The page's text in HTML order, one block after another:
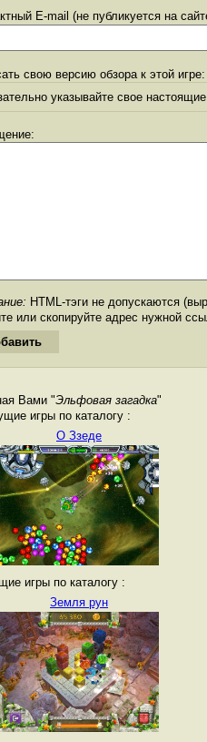
E-mail (не публикуется на
свою версию обзора к этой игре:
указывайте свое
HTML-тэги не допускаются
или скопируйте адрес нужной
Вами "Эльфовая загадка"
игры по каталогу :
О Ззеде
игры по каталогу :
Земля рун